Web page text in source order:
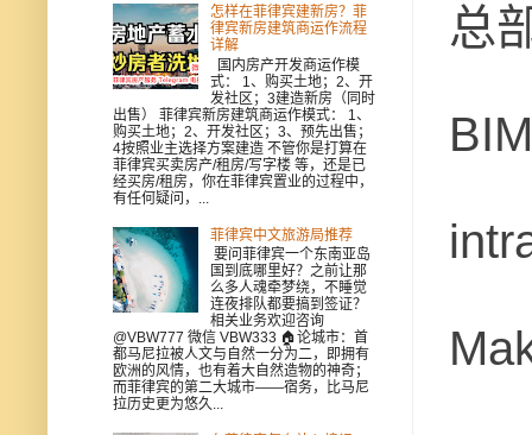
总
怎样在菲律宾建新房？菲
律宾新房建筑商运作流程
详解
国内房产开发商运作模
式： 1、购买土地；2、开
发社区；3建造新房（同时
出售） 菲律宾新房建筑商运作模式： 1、
购买土地；2、开发社区；3、预先出售；
4按照业主选择方案建造 不管你是打算在
菲律宾买卖房产/租房/写字楼 等，还是已
经买房/租房，你在菲律宾置业的过程中，
有任何疑问，...
菲律宾中文旅游局推荐
要问菲律宾一个东南亚岛
国到底哪里好？之前让那
么多人魂牵梦绕，不睡觉
连夜排队都要搞到签证？
相关业务欢迎咨询
@VBW777 微信 VBW333 🏠论城市：首
都马尼拉被人文与自然一分为二，即拥有
欧洲的风情，也有着大自然造物的神奇；
而菲律宾的第二大城市——宿务，比马尼
拉历史更为悠久...